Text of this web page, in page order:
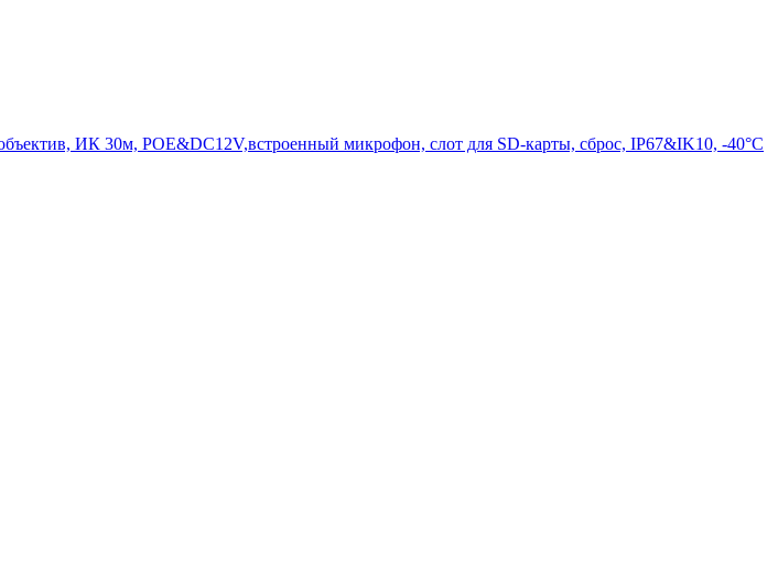
ИК 30м, POE&DC12V,встроенный микрофон, слот для SD-карты, сброс, IP67&IK10, -40°C